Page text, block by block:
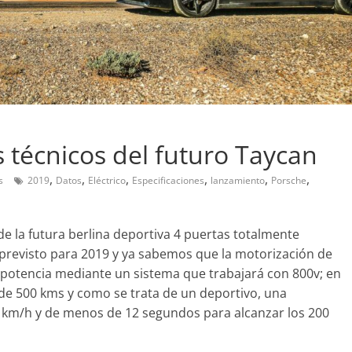
técnicos del futuro Taycan
2019, Datos, Eléctrico, Especificaciones, lanzamiento, Porsche,
la futura berlina deportiva 4 puertas totalmente
para 2019 y ya sabemos que la motorización de
mediante un sistema que trabajará con 800v; en
500 kms y como se trata de un deportivo, una
h y de menos de 12 segundos para alcanzar los 200
Smart fortwo
Pruebas
1.0 TSI 115cv DSG
12 de abril de 2021 Joschelito
W140: 30
Clásicos